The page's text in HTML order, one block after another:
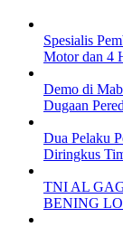
Spesialis
Motor dan 4
Demo di
Dugaan
Dua Pelaku
Diringkus
TNI AL
BENING